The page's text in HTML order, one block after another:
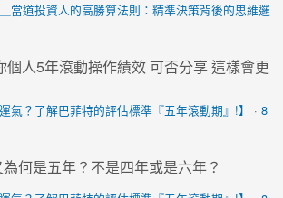
當道投資人的高勝算法則：精準決策背後的思維邏
個人5年滾動操作績效 可否分享 這樣會更
氣？了解巴菲特的評估標準『五年滾動期』!】 · 8
何是五年？不是四年或是六年？